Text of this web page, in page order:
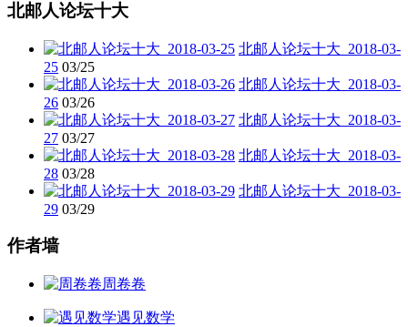
北邮人论坛十大
北邮人论坛十大_2018-03-
25 03/25
北邮人论坛十大_2018-03-
26 03/26
北邮人论坛十大_2018-03-
27 03/27
北邮人论坛十大_2018-03-
28 03/28
北邮人论坛十大_2018-03-
29 03/29
作者墙
周卷卷
遇见数学